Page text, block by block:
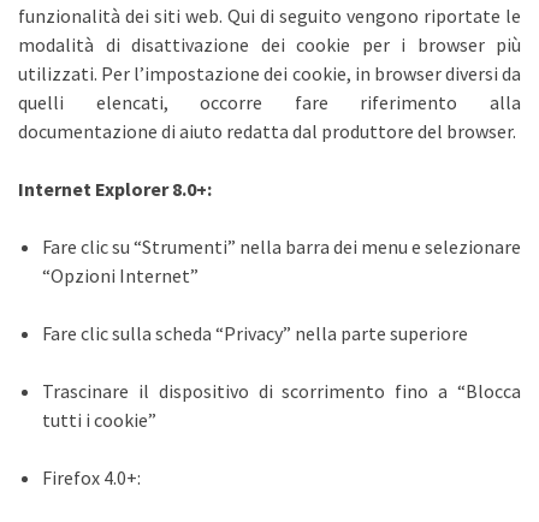
funzionalità dei siti web. Qui di seguito vengono riportate le
modalità di disattivazione dei cookie per i browser più
utilizzati. Per l’impostazione dei cookie, in browser diversi da
quelli elencati, occorre fare riferimento alla
documentazione di aiuto redatta dal produttore del browser.
Internet Explorer 8.0+:
Fare clic su “Strumenti” nella barra dei menu e selezionare
“Opzioni Internet”
Fare clic sulla scheda “Privacy” nella parte superiore
Trascinare il dispositivo di scorrimento fino a “Blocca
tutti i cookie”
Firefox 4.0+: